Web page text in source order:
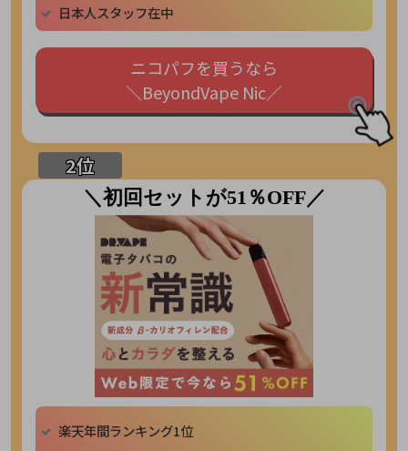
日本人スタッフ在中
ニコパフを買うなら
＼BeyondVape Nic／
＼初回セットが51％OFF／
楽天年間ランキング1位